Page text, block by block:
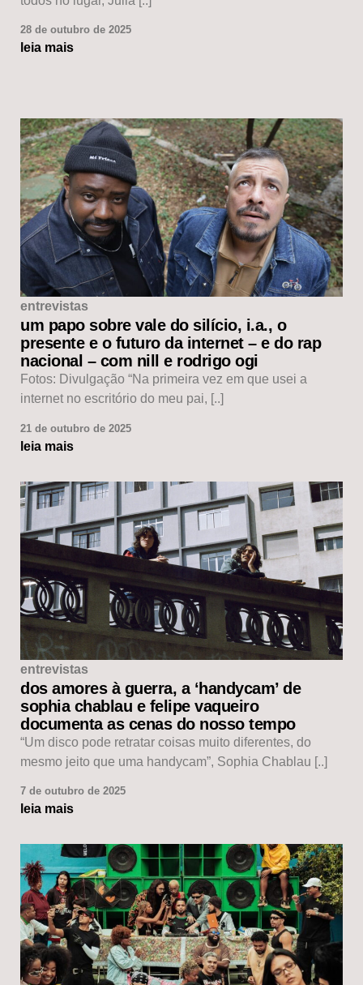
28 de outubro de 2025
leia mais
entrevistas
um papo sobre vale do silício, i.a., o
presente e o futuro da internet – e do rap
nacional – com nill e rodrigo ogi
Fotos: Divulgação “Na primeira vez em que usei a
internet no escritório do meu pai, [..]
21 de outubro de 2025
leia mais
entrevistas
dos amores à guerra, a ‘handycam’ de
sophia chablau e felipe vaqueiro
documenta as cenas do nosso tempo
“Um disco pode retratar coisas muito diferentes, do
mesmo jeito que uma handycam”, Sophia Chablau [..]
7 de outubro de 2025
leia mais